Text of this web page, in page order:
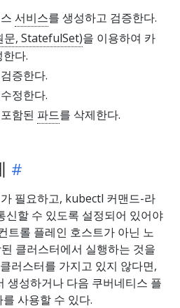
서비스를 생성하고 검증한다.
문, StatefulSet)을 이용하여 카
다.
증한다.
정한다.
함된 파드를 삭제한다.
필요하고, kubectl 커맨드-라
신할 수 있도록 설정되어 있어야
트롤 플레인 호스트가 아닌 노
클러스터에서 실행하는 것을
러스터를 가지고 있지 않다면,
생성하거나 다음 쿠버네티스 플
사용할 수 있다.